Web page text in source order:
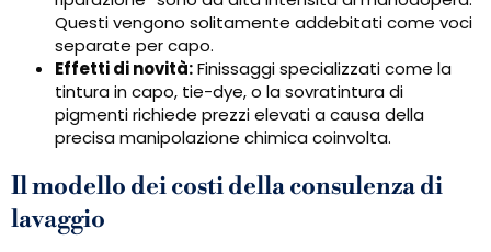
Questi vengono solitamente addebitati come voci
separate per capo.
Effetti di novità:Finissaggi specializzati come la
tintura in capo, tie-dye, o la sovratintura di
pigmenti richiede prezzi elevati a causa della
precisa manipolazione chimica coinvolta.
Il modello dei costi della consulenza di
lavaggio